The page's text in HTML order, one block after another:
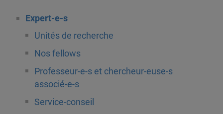
Expert-e-s
Unités de recherche
Nos fellows
Professeur-e-s et chercheur-euse-s
associé-e-s
Service-conseil